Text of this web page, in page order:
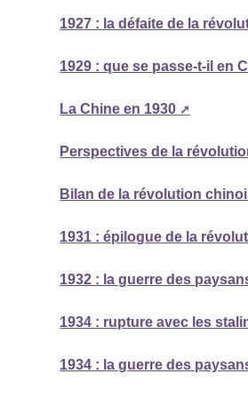
1927 : la défaite de la
1929 : que se passe-t-il en
La Chine en 1930
Perspectives de la
Bilan de la révolution
1931 : épilogue de la
1932 : la guerre des
1934 : rupture avec les
1934 : la guerre des